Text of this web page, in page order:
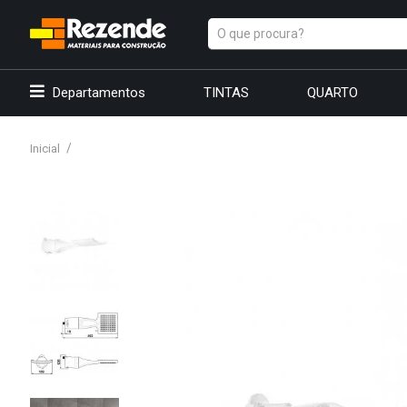
Departamentos TINTAS QUARTO
Inicial